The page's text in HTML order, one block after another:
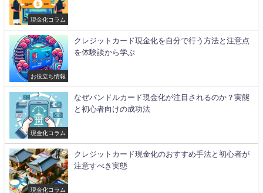
現金化コラム
お役立ち情報
クレジットカード現金化を自分で行う方法と注意点
を体験談から学ぶ
現金化コラム
なぜバンドルカード現金化が注目されるのか？実態
と初心者向けの成功法
現金化コラム
クレジットカード現金化のおすすめ手法と初心者が
注意すべき実態